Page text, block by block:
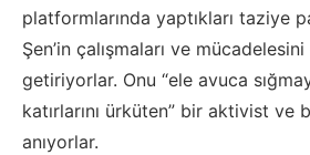
platformlarında yaptıkları taziye
Şen’in çalışmaları ve
getiriyorlar. Onu “ele avuca
katırlarını ürküten” bir aktivist ve
anıyorlar.